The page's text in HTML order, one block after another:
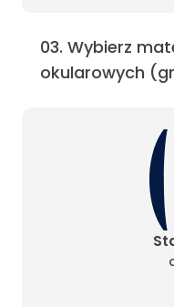
03. Wybierz
okularowych